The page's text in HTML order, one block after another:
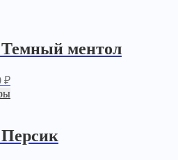
ментол
₽